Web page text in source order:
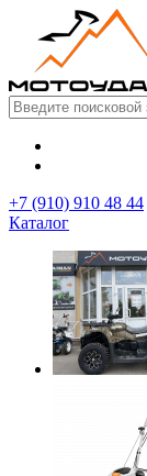
+7 (910) 910 48 44
Каталог